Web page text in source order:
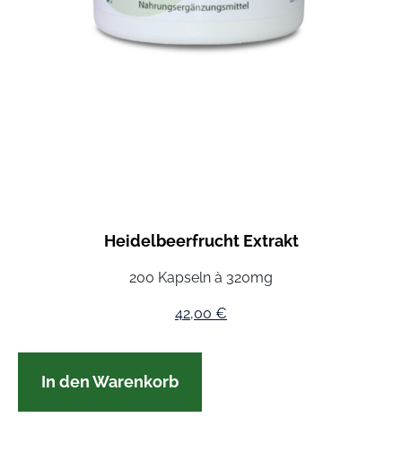
Heidelbeerfrucht Extrakt
200 Kapseln à 320mg
42,00 €
In den Warenkorb